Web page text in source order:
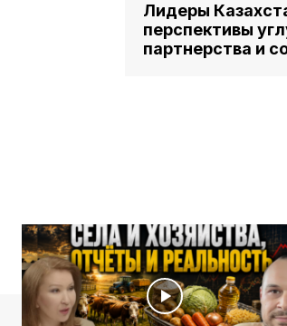
Лидеры
перспективы
партнерства и